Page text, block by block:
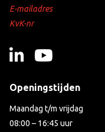
E-mailadres
KvK-nr
Openingstijden
Maandag t/m vrijdag
08:00 – 16:45 uur